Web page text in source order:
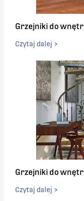
1856
2009
2085
2161
2237
2313
Grzejniki do
Czytaj dalej >
Grzejniki do
Czytaj dalej >